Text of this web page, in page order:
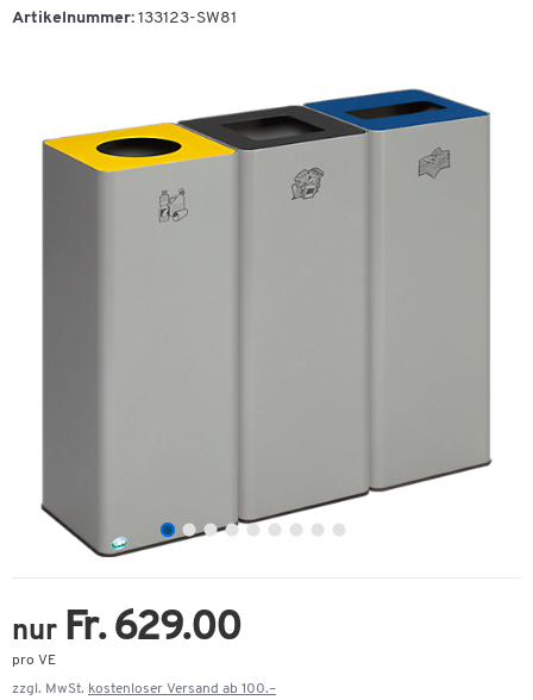
Artikelnummer: 133123-SW81
nur Fr. 629.00
pro VE
zzgl. MwSt. kostenloser Versand ab 100.–